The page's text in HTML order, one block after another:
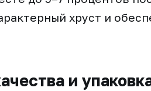
хруст и
и